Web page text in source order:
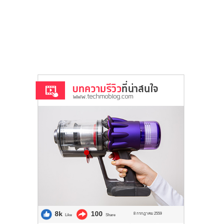
8k Like 100 Share 8 กรกฎาคม 2559